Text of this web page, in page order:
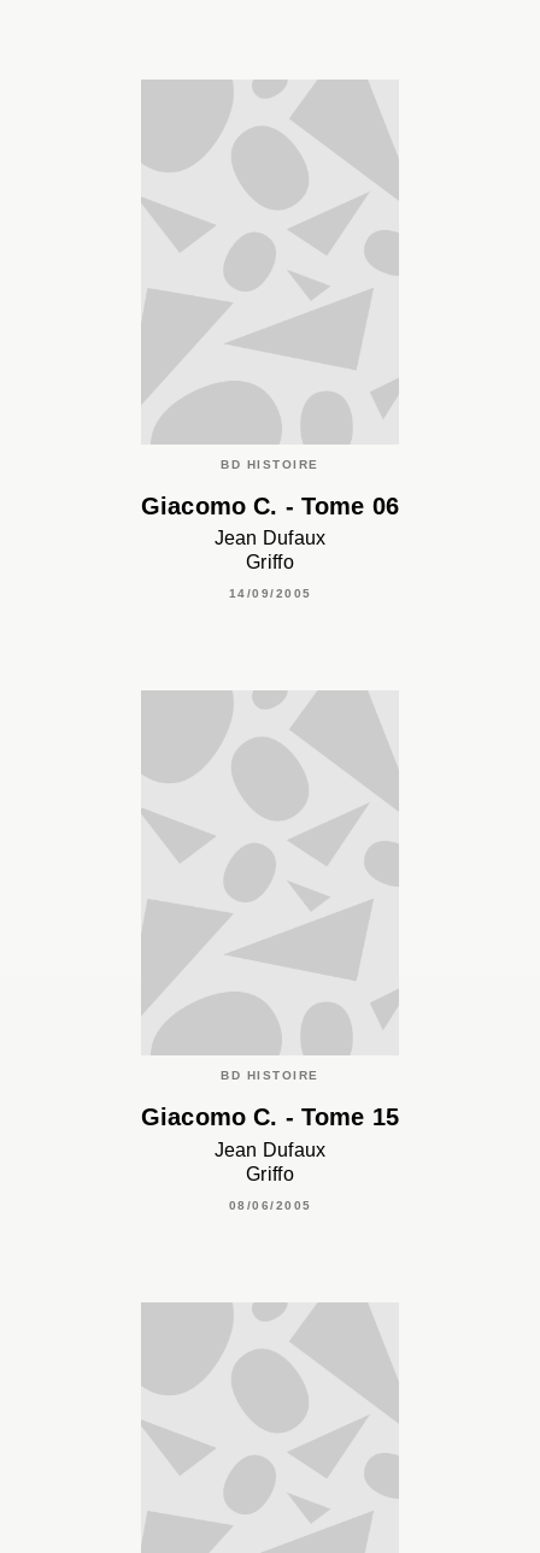
BD HISTOIRE
Giacomo C. - Tome 06
Jean Dufaux
Griffo
14/09/2005
BD HISTOIRE
Giacomo C. - Tome 15
Jean Dufaux
Griffo
08/06/2005